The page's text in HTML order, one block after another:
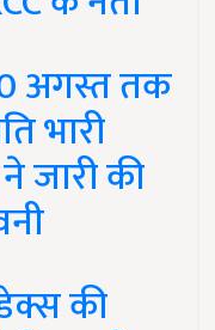
अगस्त तक
भारी
जारी की
की